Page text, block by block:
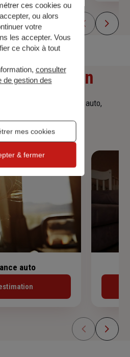
simulation
tarifaire d'assurance, auto,
auto
ces cookies ou
ou alors
votre
les accepter. Vous
ce choix à tout
consulter
de gestion des
mes cookies
& fermer